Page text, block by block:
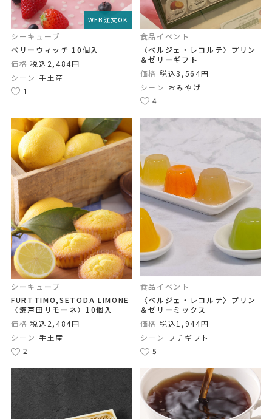
WEB注文OK
シーキューブ
ベリーウィッチ 10個入
価格 税込2,484円
シーン 手土産
1
食品イベント
〈ベルジェ・レコルテ〉プリン
＆ゼリーギフト
価格 税込3,564円
シーン おみやげ
4
シーキューブ
FURTTIMO,SETODA LIMONE
〈瀬戸田リモーネ〉10個入
価格 税込2,484円
シーン 手土産
2
食品イベント
〈ベルジェ・レコルテ〉プリン
＆ゼリーミックス
価格 税込1,944円
シーン プチギフト
5